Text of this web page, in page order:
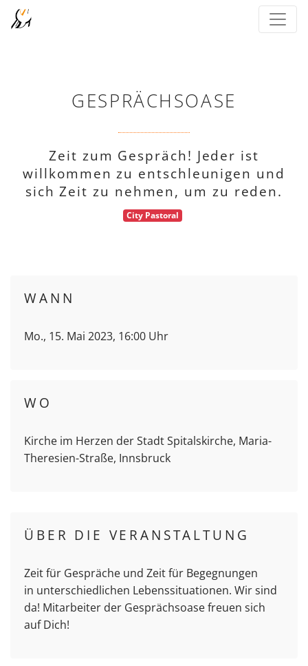
GESPRÄCHSOASE
Zeit zum Gespräch! Jeder ist
willkommen zu entschleunigen und
sich Zeit zu nehmen, um zu reden.
City Pastoral
WANN
Mo., 15. Mai 2023, 16:00 Uhr
WO
Kirche im Herzen der Stadt Spitalskirche, Maria-
Theresien-Straße, Innsbruck
ÜBER DIE VERANSTALTUNG
Zeit für Gespräche und Zeit für Begegnungen
in unterschiedlichen Lebenssituationen. Wir sind
da! Mitarbeiter der Gesprächsoase freuen sich
auf Dich!